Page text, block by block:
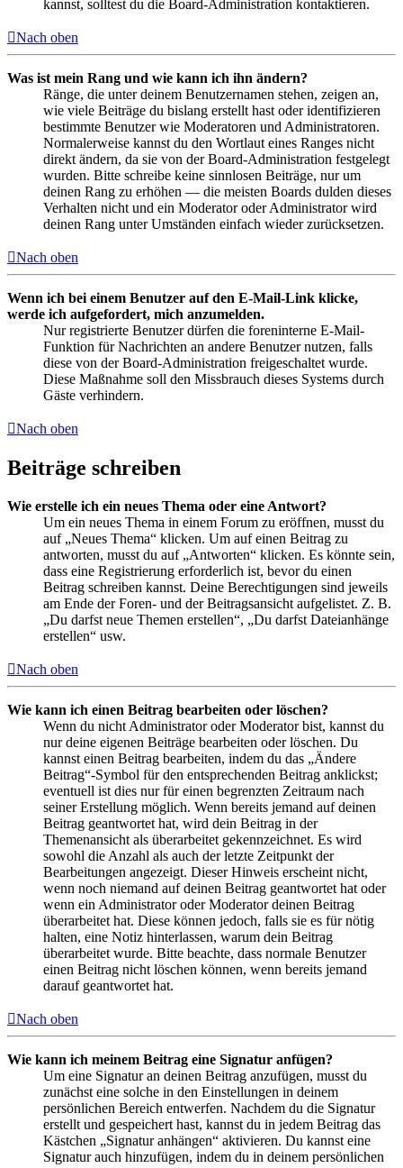
kannst, solltest du die Board-Administration kontaktieren.
Nach oben
Was ist mein Rang und wie kann ich ihn ändern?
Ränge, die unter deinem Benutzernamen stehen, zeigen an,
wie viele Beiträge du bislang erstellt hast oder identifizieren
bestimmte Benutzer wie Moderatoren und Administratoren.
Normalerweise kannst du den Wortlaut eines Ranges nicht
direkt ändern, da sie von der Board-Administration festgelegt
wurden. Bitte schreibe keine sinnlosen Beiträge, nur um
deinen Rang zu erhöhen — die meisten Boards dulden dieses
Verhalten nicht und ein Moderator oder Administrator wird
deinen Rang unter Umständen einfach wieder zurücksetzen.
Nach oben
Wenn ich bei einem Benutzer auf den E-Mail-Link klicke,
werde ich aufgefordert, mich anzumelden.
Nur registrierte Benutzer dürfen die foreninterne E-Mail-
Funktion für Nachrichten an andere Benutzer nutzen, falls
diese von der Board-Administration freigeschaltet wurde.
Diese Maßnahme soll den Missbrauch dieses Systems durch
Gäste verhindern.
Nach oben
Beiträge schreiben
Wie erstelle ich ein neues Thema oder eine Antwort?
Um ein neues Thema in einem Forum zu eröffnen, musst du
auf „Neues Thema“ klicken. Um auf einen Beitrag zu
antworten, musst du auf „Antworten“ klicken. Es könnte sein,
dass eine Registrierung erforderlich ist, bevor du einen
Beitrag schreiben kannst. Deine Berechtigungen sind jeweils
am Ende der Foren- und der Beitragsansicht aufgelistet. Z. B.
„Du darfst neue Themen erstellen“, „Du darfst Dateianhänge
erstellen“ usw.
Nach oben
Wie kann ich einen Beitrag bearbeiten oder löschen?
Wenn du nicht Administrator oder Moderator bist, kannst du
nur deine eigenen Beiträge bearbeiten oder löschen. Du
kannst einen Beitrag bearbeiten, indem du das „Ändere
Beitrag“-Symbol für den entsprechenden Beitrag anklickst;
eventuell ist dies nur für einen begrenzten Zeitraum nach
seiner Erstellung möglich. Wenn bereits jemand auf deinen
Beitrag geantwortet hat, wird dein Beitrag in der
Themenansicht als überarbeitet gekennzeichnet. Es wird
sowohl die Anzahl als auch der letzte Zeitpunkt der
Bearbeitungen angezeigt. Dieser Hinweis erscheint nicht,
wenn noch niemand auf deinen Beitrag geantwortet hat oder
wenn ein Administrator oder Moderator deinen Beitrag
überarbeitet hat. Diese können jedoch, falls sie es für nötig
halten, eine Notiz hinterlassen, warum dein Beitrag
überarbeitet wurde. Bitte beachte, dass normale Benutzer
einen Beitrag nicht löschen können, wenn bereits jemand
darauf geantwortet hat.
Nach oben
Wie kann ich meinem Beitrag eine Signatur anfügen?
Um eine Signatur an deinen Beitrag anzufügen, musst du
zunächst eine solche in den Einstellungen in deinem
persönlichen Bereich entwerfen. Nachdem du die Signatur
erstellt und gespeichert hast, kannst du in jedem Beitrag das
Kästchen „Signatur anhängen“ aktivieren. Du kannst eine
Signatur auch hinzufügen, indem du in deinem persönlichen